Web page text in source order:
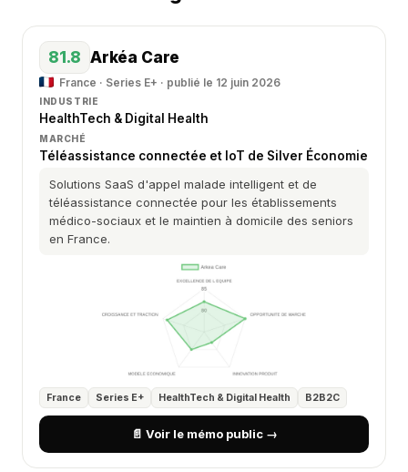
81.8 Arkéa Care
France · Series E+ · publié le 12 juin 2026
INDUSTRIE
HealthTech & Digital Health
MARCHÉ
Téléassistance connectée et IoT de Silver Économie
Solutions SaaS d'appel malade intelligent et de
téléassistance connectée pour les établissements
médico-sociaux et le maintien à domicile des seniors
en France.
France Series E+ HealthTech & Digital Health B2B2C
📄 Voir le mémo public →